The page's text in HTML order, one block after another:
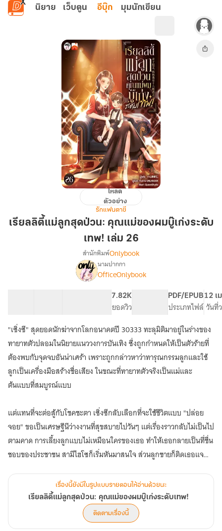
ข้ามไปยังเนื้อหาหลัก
นิยาย เว็บตูน อีบุ๊ก มุมนักเขียน
เรียลลิตี้
ลูก
สุด
ผม
เก่ง
ระดับ
เทพ!
เล่ม
26
โหลด
ตัวอย่าง
รักแฟนตาซี
เรียลลิตี้แม่ลูกสุดป่วน: คุณแม่ของผมบู๊เก่งระดับ
เทพ! เล่ม 26
เรื่อง
เรียลลิตี้
แม่
ลูก
สุด
ป่วน:
คุณ
แม่
ของ
ผม
บู๊
เก่ง
สำนักพิมพ์Onlybook
นามปากกา
OfficeOnlybook
7.82K
ยอดวิว
PDF/EPUB
ประเภทไฟล์
12 เ
วันที่
"เซิ่งซี" สุดยอดนักฆ่าจากโลกอนาคตปี 30333 ทะลุมิติมาอยู่ในร่างของ
ทายาทตัวปลอมในนิยายแนววงการบันเทิง ซึ่งถูกกำหนดให้เป็นตัวร้ายที่
ต้องพบกับจุดจบอันน่าเศร้า เพราะถูกกล่าวหาว่าทารุณกรรมลูกและใช้
ลูกเป็นเครื่องมือสร้างชื่อเสียง ในขณะที่ทายาทตัวจริงเป็นแม่และ
ต้นแบบที่สมบูรณ์แบบ
แต่แทนที่จะต่อสู้กับโชคชะตา เซิ่งซีกลับเลือกที่จะใช้ชีวิตแบบ "ปล่อย
จอย" ขอเป็นเศรษฐีนีว่างงานที่สุขสบายไปวันๆ แต่เรื่องราวกลับไม่เป็นไป
ตามคาด การเลี้ยงลูกแบบไม่เหมือนใครของเธอ ทำให้เธอกลายเป็นที่ชื่น
ชอบของประชาชน สามีไฮโซก็เริ่มหันมาสนใจ ส่วนลูกชายก็ติดเธอแจ
ใหม่…
สุดท้าย เซิ่งซีที่แค่อยากใช้ชีวิตขี้เกียจ ๆ กลับต้องกุมขมับกับชื่อเสียงและ
ความสำเร็จที่เธอไม่เคยต้องการ (ตอนที่ 1001-1040)
เรื่องนี้ยังมีในรูปแบบรายตอนให้อ่านด้วยนะ
เรียลลิตี้แม่ลูกสุดป่วน: คุณแม่ของผมบู๊เก่งระดับเทพ!
ติดตามเรื่องนี้